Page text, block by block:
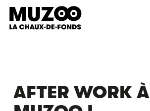
Salta
AFTER WORK À